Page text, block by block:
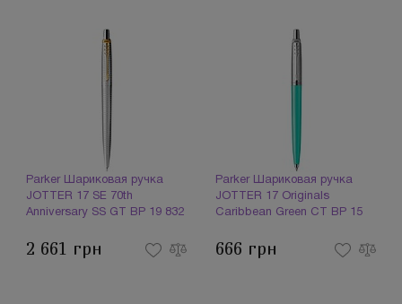
Parker Шариковая ручка
JOTTER 17 SE 70th
Anniversary SS GT BP 19 832
2 661 грн
Parker Шариковая ручка
JOTTER 17 Originals
Caribbean Green CT BP 15
666 грн